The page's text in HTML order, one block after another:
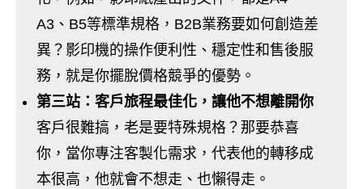
A3、B5等標準規格，B2B業務要如何創造差
異？影印機的操作便利性、穩定性和售後服
務，就是你擺脫價格競爭的優勢。
第三站：客戶旅程最佳化，讓他不想離開你
客戶很難搞，老是要特殊規格？那要恭喜
你，當你專注客製化需求，代表他的轉移成
本很高，他就會不想走、也懶得走。